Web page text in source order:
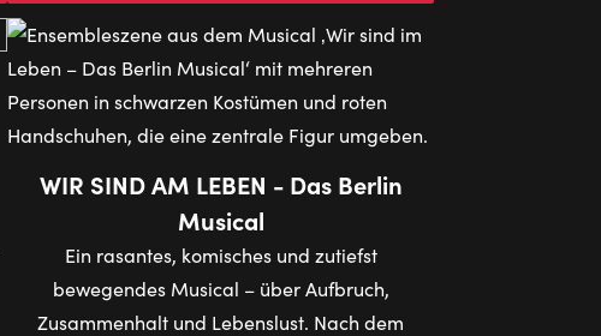
WIR SIND AM LEBEN - Das Berlin
Musical
Ein rasantes, komisches und zutiefst
bewegendes Musical – über Aufbruch,
Zusammenhalt und Lebenslust. Nach dem